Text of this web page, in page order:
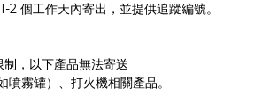
2 個工作天內寄出，並提供追蹤編號。
，以下產品無法寄送
噴霧罐）、打火機相關產品。